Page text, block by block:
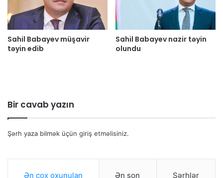
Sahil Babayev müşavir
təyin edib
Sahil Babayev nazir təyin
olundu
Bir cavab yazın
Şərh yaza bilmək üçün giriş etməlisiniz.
Ən çox oxunulan Ən son Şərhlər